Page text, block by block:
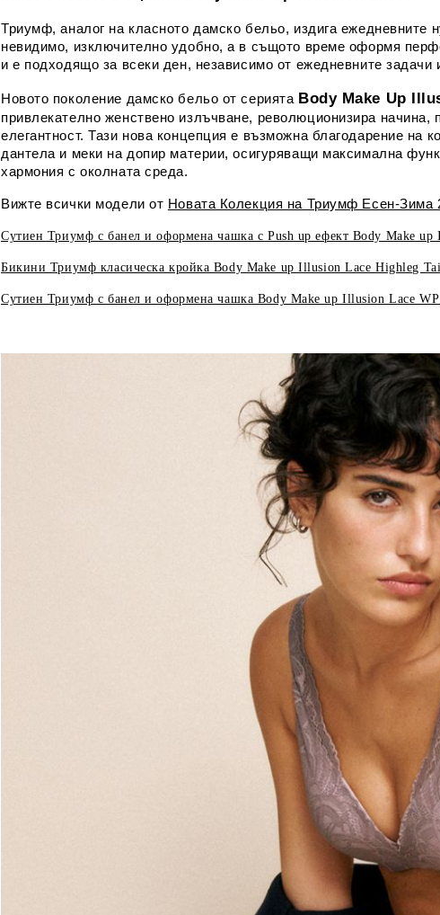
Триумф, аналог на класното дамско бельо, издига ежедневните
невидимо, изключително удобно, а в същото време оформя
и е подходящо за всеки ден, независимо от ежедневните задачи
Новото поколение дамско бельо от серията Body Make Up
привлекателно женствено излъчване, революционизира
елегантност. Тази нова концепция е възможна благодарение на
дантела и меки на допир материи, осигуряващи максимална
хармония с околната среда.
Вижте всички модели от Новата Колекция на Триумф Есен-Зима
Сутиен Триумф с банел и оформена чашка с Push up ефект Body Make up
Бикини Триумф класическа кройка Body Make up Illusion Lace Highleg
Сутиен Триумф с банел и оформена чашка Body Make up Illusion Lace WP